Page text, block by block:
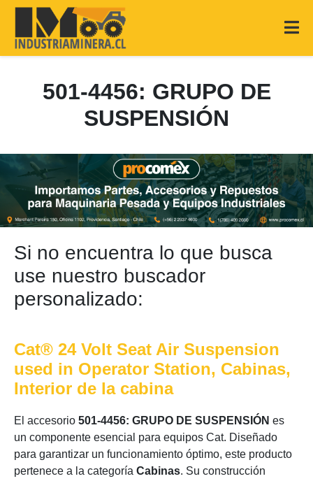
501-4456: GRUPO DE
SUSPENSIÓN
Si no encuentra lo que busca
use nuestro buscador
personalizado:
Cat® 24 Volt Seat Air Suspension
used in Operator Station, Cabinas,
Interior de la cabina
El accesorio 501-4456: GRUPO DE SUSPENSIÓN es
un componente esencial para equipos Cat. Diseñado
para garantizar un funcionamiento óptimo, este producto
pertenece a la categoría Cabinas. Su construcción